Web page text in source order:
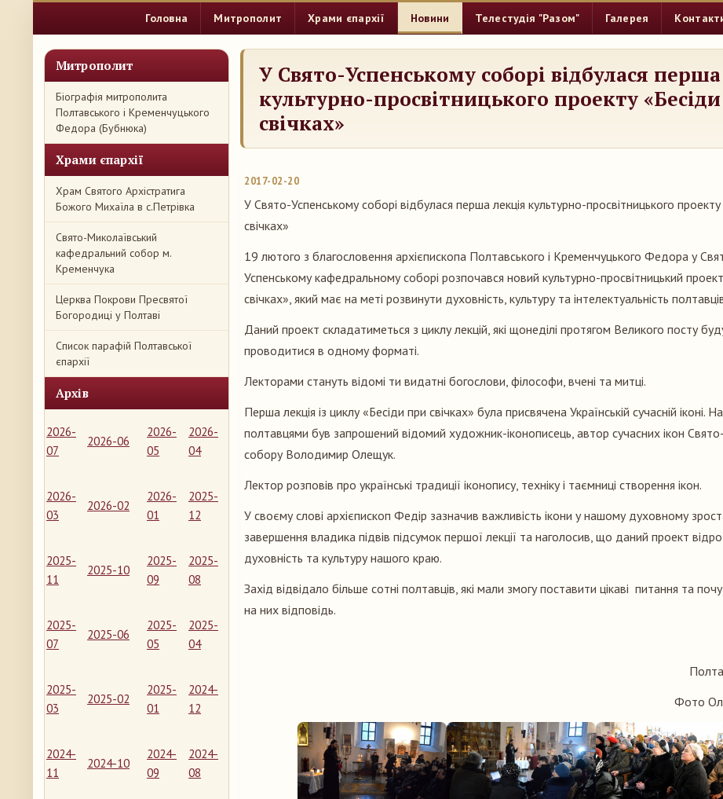
Головна Митрополит Храми єпархії Новини Телестудія "Разом" Галерея
Митрополит
Біографія митрополита
Полтавського і Кременчуцького
Федора (Бубнюка)
Храми єпархії
Храм Святого Архістратига
Божого Михаїла в с.Петрівка
Свято-Миколаївський
кафедральний собор м.
Кременчука
Церква Покрови Пресвятої
Богородиці у Полтаві
Список парафій Полтавської
єпархії
Архів
2026-
07
2026-06
2026-
05
2026-
04
2026-
03
2026-02
2026-
01
2025-
12
2025-
11
2025-10
2025-
09
2025-
08
2025-
07
2025-06
2025-
05
2025-
04
2025-
03
2025-02
2025-
01
2024-
12
2024-
11
2024-10
2024-
09
2024-
08
У Свято-Успенському соборі відбулася
культурно-просвітницького проекту
свічках»
2017-02-20
У Свято-Успенському соборі відбулася перша лекція культурно-просвітницького
свічках»
19 лютого з благословення архієпископа Полтавського і Кременчуцького Федора у
Успенському кафедральному соборі розпочався новий культурно-просвітницький
свічках», який має на меті розвинути духовність, культуру та інтелектуальність
Даний проект складатиметься з циклу лекцій, які щонеділі протягом Великого посту
проводитися в одному форматі.
Лекторами стануть відомі ти видатні богослови, філософи, вчені та митці.
Перша лекція із циклу «Бесіди при свічках» була присвячена Українській сучасній іконі.
полтавцями був запрошений відомий художник-іконописець, автор сучасних ікон
собору Володимир Олещук.
Лектор розповів про українські традиції іконопису, техніку і таємниці створення ікон.
У своєму слові архієпископ Федір зазначив важливість ікони у нашому духовному
завершення владика підвів підсумок першої лекції та наголосив, що даний проект
духовність та культуру нашого краю.
Захід відвідало більше сотні полтавців, які мали змогу поставити цікаві питання та
на них відповідь.
Фото